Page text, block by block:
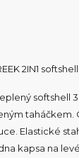
2IN1
softshell
taháčkem.
Elastické
kapsa na